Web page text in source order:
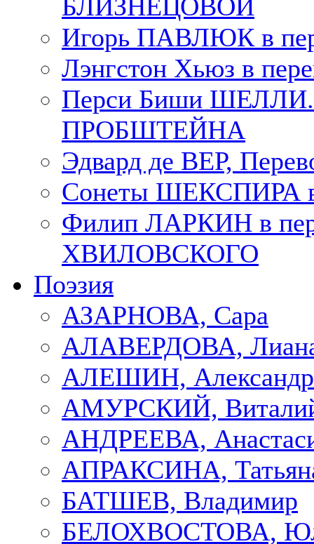
БЛИЗНЕЦОВОЙ
Игорь ПАВЛЮК в
Лэнгстон Хьюз в
Перси Биши ШЕЛЛИ.
ПРОБШТЕЙНА
Эдвард де ВЕР,
Сонеты ШЕКСПИРА в
Филип ЛАРКИН в
ХВИЛОВСКОГО
Поэзия
АЗАРНОВА, Сара
АЛАВЕРДОВА,
АЛЕШИН, Александр
АМУРСКИЙ,
АНДРЕЕВА,
АПРАКСИНА,
БАТШЕВ, Владимир
БЕЛОХВОСТОВА,